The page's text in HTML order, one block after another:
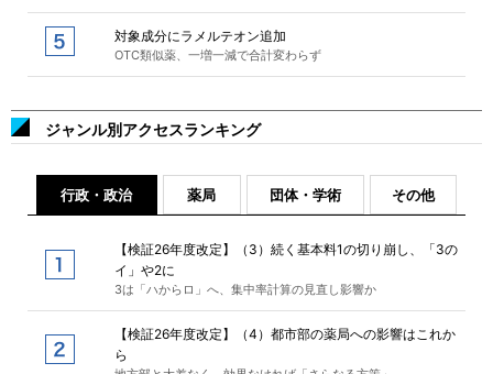
対象成分にラメルテオン追加
OTC類似薬、一増一減で合計変わらず
ジャンル別アクセスランキング
行政・政治 薬局 団体・学術 その他
【検証26年度改定】（3）続く基本料1の切り崩し、「3の
イ」や2に
3は「ハからロ」へ、集中率計算の見直し影響か
【検証26年度改定】（4）都市部の薬局への影響はこれか
ら